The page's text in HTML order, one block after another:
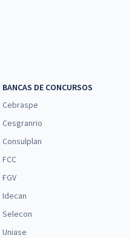
BANCAS DE CONCURSOS
Cebraspe
Cesgranrio
Consulplan
FCC
FGV
Idecan
Selecon
Uniase